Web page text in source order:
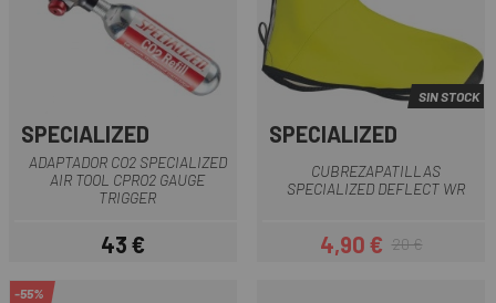
SPECIALIZED
ADAPTADOR CO2 SPECIALIZED
AIR TOOL CPRO2 GAUGE
TRIGGER
Precio
43 €
SIN STOCK
SPECIALIZED
CUBREZAPATILLAS
SPECIALIZED DEFLECT WR
Precio
4,90 €Precio regular
20 €
-55%